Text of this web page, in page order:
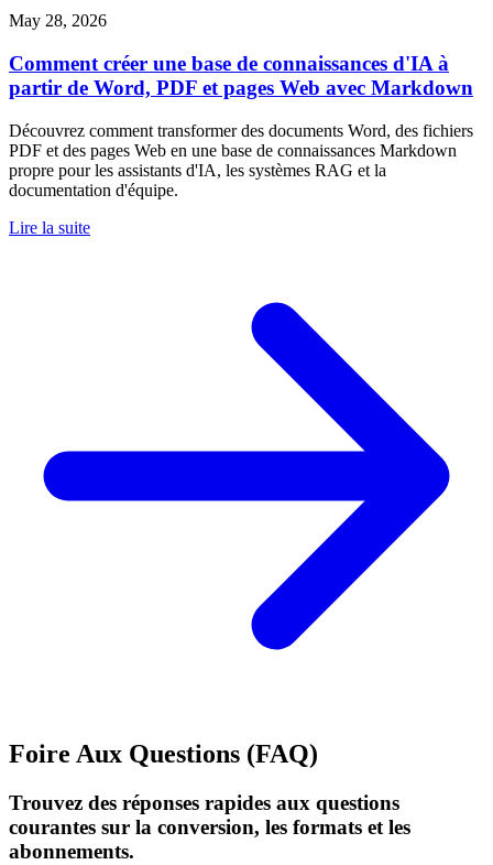
May 28, 2026
Comment créer une base de connaissances d'IA à
partir de Word, PDF et pages Web avec Markdown
Découvrez comment transformer des documents Word, des fichiers
PDF et des pages Web en une base de connaissances Markdown
propre pour les assistants d'IA, les systèmes RAG et la
documentation d'équipe.
Lire la suite
Foire Aux Questions (FAQ)
Trouvez des réponses rapides aux questions
courantes sur la conversion, les formats et les
abonnements.